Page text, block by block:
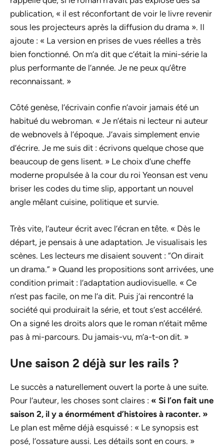
publication, « il est réconfortant de voir le livre revenir
sous les projecteurs après la diffusion du drama ». Il
ajoute : « La version en prises de vues réelles a très
bien fonctionné. On m’a dit que c’était la mini-série la
plus performante de l’année. Je ne peux qu’être
reconnaissant. »
Côté genèse, l’écrivain confie n’avoir jamais été un
habitué du webroman. « Je n’étais ni lecteur ni auteur
de webnovels à l’époque. J’avais simplement envie
d’écrire. Je me suis dit : écrivons quelque chose que
beaucoup de gens lisent. » Le choix d’une cheffe
moderne propulsée à la cour du roi Yeonsan est venu
briser les codes du time slip, apportant un nouvel
angle mêlant cuisine, politique et survie.
Très vite, l’auteur écrit avec l’écran en tête. « Dès le
départ, je pensais à une adaptation. Je visualisais les
scènes. Les lecteurs me disaient souvent : “On dirait
un drama.” » Quand les propositions sont arrivées, une
condition primait : l’adaptation audiovisuelle. « Ce
n’est pas facile, on me l’a dit. Puis j’ai rencontré la
société qui produirait la série, et tout s’est accéléré.
On a signé les droits alors que le roman n’était même
pas à mi-parcours. Du jamais-vu, m’a-t-on dit. »
Une saison 2 déjà sur les rails ?
Le succès a naturellement ouvert la porte à une suite.
Pour l’auteur, les choses sont claires : « Si l’on fait une
saison 2, il y a énormément d’histoires à raconter. »
Le plan est même déjà esquissé : « Le synopsis est
posé, l’ossature aussi. Les détails sont en cours. »